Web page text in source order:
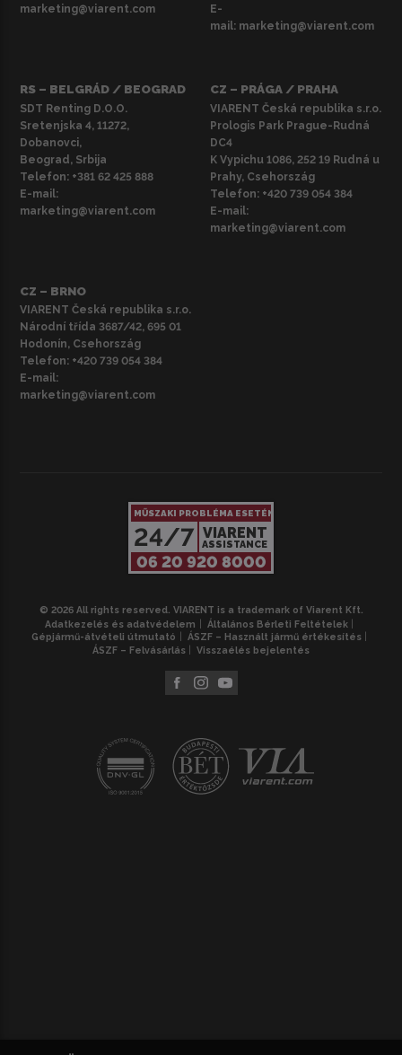
marketing@viarent.com
E-
mail: marketing@viarent.com
RS – BELGRÁD / BEOGRAD
SDT Renting D.O.O.
Sretenjska 4, 11272,
Dobanovci,
Beograd, Srbija
Telefon: +381 62 425 888
E-mail:
marketing@viarent.com
CZ – PRÁGA / PRAHA
VIARENT Česká republika s.r.o.
Prologis Park Prague-Rudná
DC4
K Vypichu 1086, 252 19 Rudná u
Prahy, Csehország
Telefon: +420 739 054 384
E-mail:
marketing@viarent.com
CZ – BRNO
VIARENT Česká republika s.r.o.
Národní třída 3687/42, 695 01
Hodonín, Csehország
Telefon: +420 739 054 384
E-mail:
marketing@viarent.com
MŰSZAKI PROBLÉMA ESETÉN
24/7 VIARENT
ASSISTANCE
06 20 920 8000
© 2026 All rights reserved. VIARENT is a trademark of Viarent Kft.
Adatkezelés és adatvédelem
Általános Bérleti Feltételek
Gépjármű-átvételi útmutató
ÁSZF – Használt jármű értékesítés
ÁSZF – Felvásárlás
Visszaélés bejelentés